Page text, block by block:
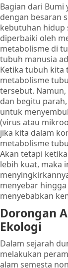
Bagian dari Bumi
dengan besaran
kebutuhan hidup
diperbaiki oleh
metabolisme di
tubuh manusia
Ketika tubuh kita
metabolisme
tersebut.
dan begitu
untuk
(virus atau
jika kita dalam
metabolisme
Akan tetapi
lebih kuat, maka
menyebar
menyebabkan
Dorongan
Ekologi
Dalam sejarah
melakukan
alam semesta